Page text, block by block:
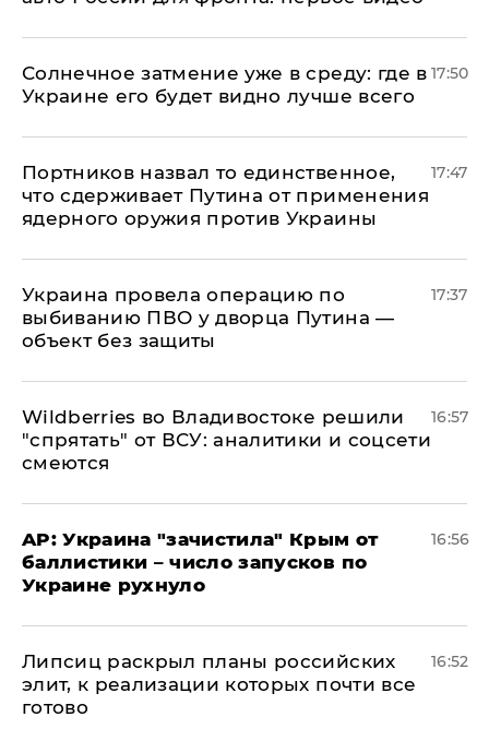
​Солнечное затмение уже в среду: где в
Украине его будет видно лучше всего
17:50
Портников назвал то единственное,
что сдерживает Путина от применения
ядерного оружия против Украины
17:47
Украина провела операцию по
выбиванию ПВО у дворца Путина —
объект без защиты
17:37
Wildberries во Владивостоке решили
"спрятать" от ВСУ: аналитики и соцсети
смеются
16:57
AP: Украина "зачистила" Крым от
баллистики – число запусков по
Украине рухнуло
16:56
Липсиц раскрыл планы российских
элит, к реализации которых почти все
готово
16:52